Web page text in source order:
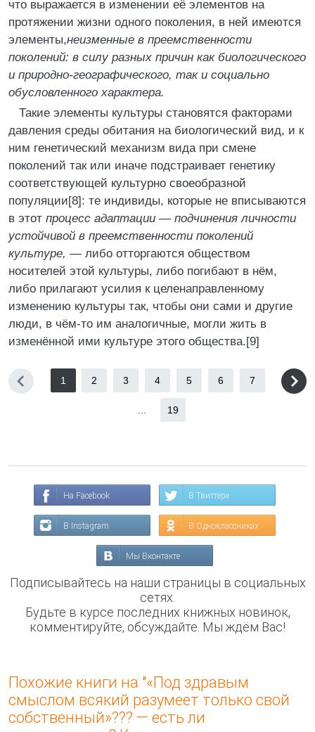
что выражается в изменении её элементов на
протяжении жизни одного поколения, в ней имеются
элементы,неизменные в преемственности
поколений: в силу разных причин как биологического
и природно-геогра­фи­ческого, так и социально
обусловленного характера.
Такие элементы культуры становятся факторами
давления среды обитания на биологический вид, и к
ним генетический механизм вида при смене
поколений так или иначе подстраивает генетику
соответствующей культурно своеобразной
популяции[8]: те индивиды, которые не вписываются
в этот процесс адаптации — подчинения личности
устойчивой в преемственности поколений
культуре, — либо отторгаются обществом
носителей этой культуры, либо погибают в нём,
либо прилагают усилия к целенаправленному
изменению культуры так, чтобы они сами и другие
люди, в чём-то им аналогичные, могли жить в
изменённой ими культуре этого общества.[9]
1 2 3 4 5 6 7
19
На Facebook В Твиттере
В Instagram В Одноклассниках
Мы Вконтакте
Подписывайтесь на наши страницы в социальных
сетях.
Будьте в курсе последних книжных новинок,
комментируйте, обсуждайте. Мы ждём Вас!
Похожие книги на "«Под здравым
смыслом всякий разумеет только свой
собственный»??? — есть ли